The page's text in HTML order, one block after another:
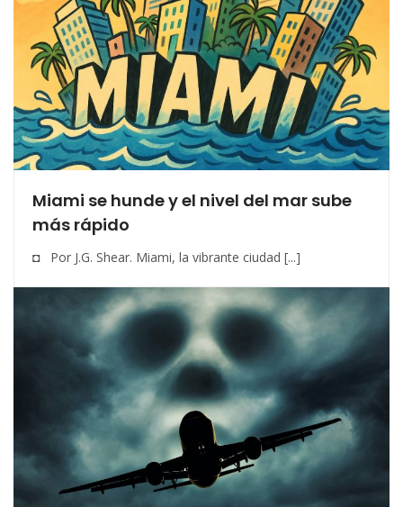
Miami se hunde y el nivel del mar sube
más rápido
◘ Por J.G. Shear. Miami, la vibrante ciudad [...]